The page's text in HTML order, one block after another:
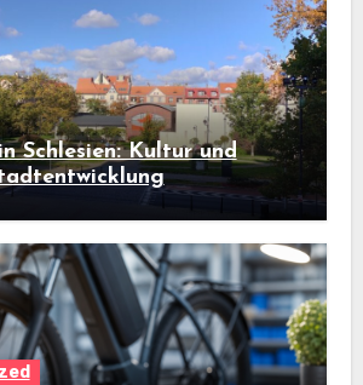
Schlesien: Kultur und